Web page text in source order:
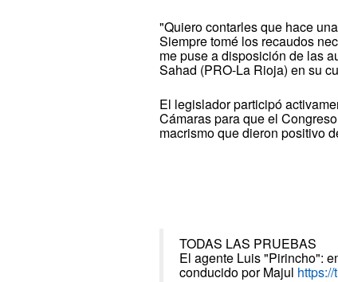
"Quiero contarles que hace
Siempre tomé los recaudos
me puse a disposición de las
Sahad (PRO-La Rioja) en su
El legislador participó
Cámaras para que el
macrismo que dieron positivo
TODAS LAS PRUEBAS
El agente Luis "Pirincho":
conducido por Majul